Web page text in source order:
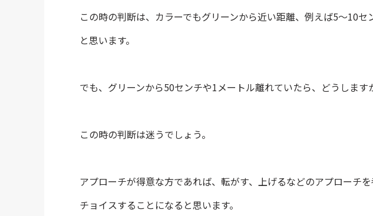
この時の判断は、カラーでもグリーンから近い距離、例えば5～10
と思います。
でも、グリーンから50センチや1メートル離れていたら、どうします
この時の判断は迷うでしょう。
アプローチが得意な方であれば、転がす、上げるなどのアプローチ
チョイスすることになると思います。